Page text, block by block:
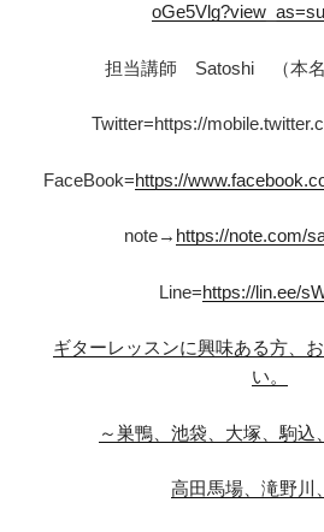
担当講師 Satoshi （本
Twitter=https://
FaceBook=https://
note→ https://note.com/
Line=https://lin.ee/
ギターレッスンに興味ある方、
い。
～巣鴨、池袋、大塚、駒込
高田馬場、滝野川